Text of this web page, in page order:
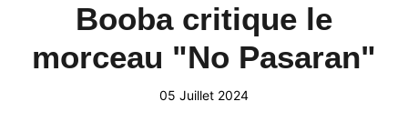
Booba critique le
morceau "No Pasaran"
05 Juillet 2024